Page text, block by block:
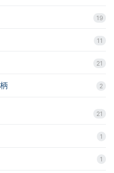
19
11
21
2
21
1
1